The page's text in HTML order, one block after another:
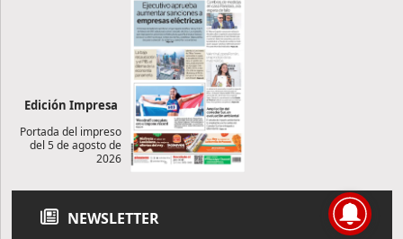
Edición Impresa
Portada del impreso
del 5 de agosto de
2026
NEWSLETTER